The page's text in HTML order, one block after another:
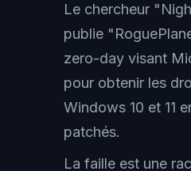
Le chercheur
publie
zero-day visant
pour obtenir les
Windows 10 et 11
patchés.
La faille est une